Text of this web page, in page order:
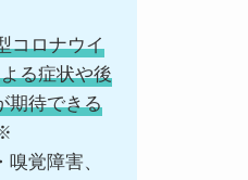
コロナウイ
る症状や後
期待できる
嗅覚障害、